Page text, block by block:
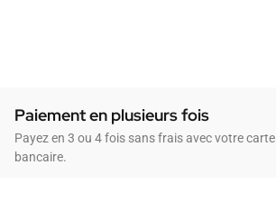
Paiement en plusieurs fois
Payez en 3 ou 4 fois sans frais avec votre carte
bancaire.